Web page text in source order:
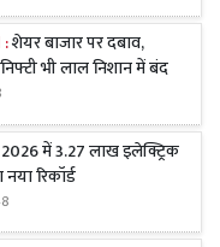
शेयर बाजार पर दबाव,
भी लाल निशान में बंद
में 3.27 लाख इलेक्ट्रिक
रिकॉर्ड